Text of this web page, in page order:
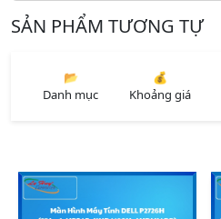
SẢN PHẨM TƯƠNG TỰ
📂
Danh mục
💰
Khoảng giá